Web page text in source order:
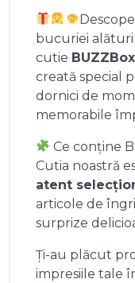
bucuriei alături
cutie
creată special
dornici de
memorabile
Ce conține
Cutia noastră
atent
articole de
surprize
Ți-au plăcut
impresiile tale